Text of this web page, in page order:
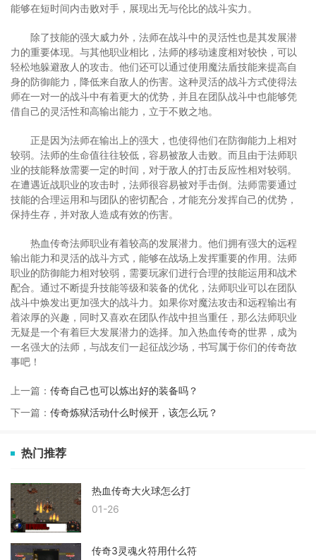
能够在短时间内击败对手，展现出无与伦比的战斗实力。
除了技能的强大威力外，法师在战斗中的灵活性也是其发展潜
力的重要体现。与其他职业相比，法师的移动速度相对较快，可以
轻松地躲避敌人的攻击。他们还可以通过使用魔法盾技能来提高自
身的防御能力，降低来自敌人的伤害。这种灵活的战斗方式使得法
师在一对一的战斗中有着更大的优势，并且在团队战斗中也能够凭
借自己的灵活性和高输出能力，立于不败之地。
正是因为法师在输出上的强大，也使得他们在防御能力上相对
较弱。法师的生命值往往较低，容易被敌人击败。而且由于法师职
业的技能释放需要一定的时间，对于敌人的打击反应性相对较弱。
在遭遇近战职业的攻击时，法师很容易被对手击倒。法师需要通过
技能的合理运用和与团队的密切配合，才能充分发挥自己的优势，
保持生存，并对敌人造成有效的伤害。
热血传奇法师职业有着较高的发展潜力。他们拥有强大的远程
输出能力和灵活的战斗方式，能够在战场上发挥重要的作用。法师
职业的防御能力相对较弱，需要玩家们进行合理的技能运用和战术
配合。通过不断提升技能等级和装备的优化，法师职业可以在团队
战斗中焕发出更加强大的战斗力。如果你对魔法攻击和远程输出有
着浓厚的兴趣，同时又喜欢在团队作战中担当重任，那么法师职业
无疑是一个有着巨大发展潜力的选择。加入热血传奇的世界，成为
一名强大的法师，与战友们一起征战沙场，书写属于你们的传奇故
事吧！
上一篇： 传奇自己也可以炼出好的装备吗？
下一篇： 传奇炼狱活动什么时候开，该怎么玩？
热门推荐
热血传奇大火球怎么打
01-26
传奇3灵魂火符用什么符